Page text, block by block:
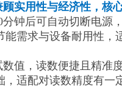
实用性与经济性，核
钟后可自动切断电源
需求与设备耐用性，
值，读数便捷且精准
适配对读数精度有一